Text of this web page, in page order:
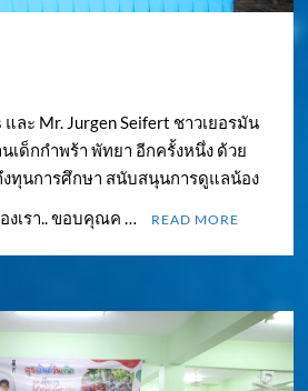
และ Mr. Jurgen Seifert ชาวเยอรมัน
ด็กกำพร้า พัทยา อีกครั้งหนึ่ง ด้วย
ทุนการศึกษา สนับสนุนการดูแลน้อง
งเรา.. ขอบคุณค …
READ MORE